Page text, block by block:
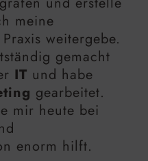
meine
weitergebe.
gemacht
IT und habe
gearbeitet.
mir heute bei
enorm hilft.